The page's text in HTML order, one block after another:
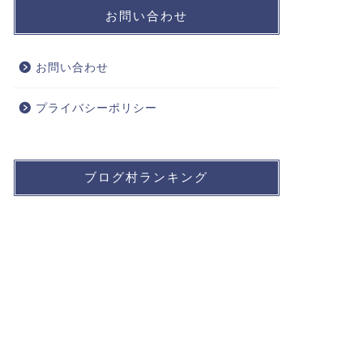
お問い合わせ
お問い合わせ
プライバシーポリシー
ブログ村ランキング